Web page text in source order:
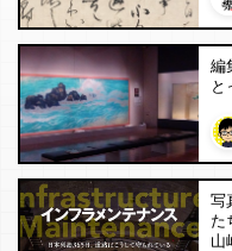
編
と
写
た
山